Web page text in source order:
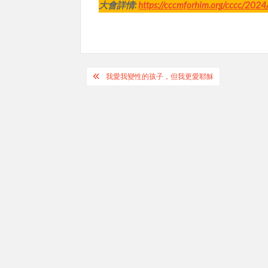
大會詳情:https://cccmforhim.org/cccc/
Post我愛我變性的孩子，但我更愛耶穌